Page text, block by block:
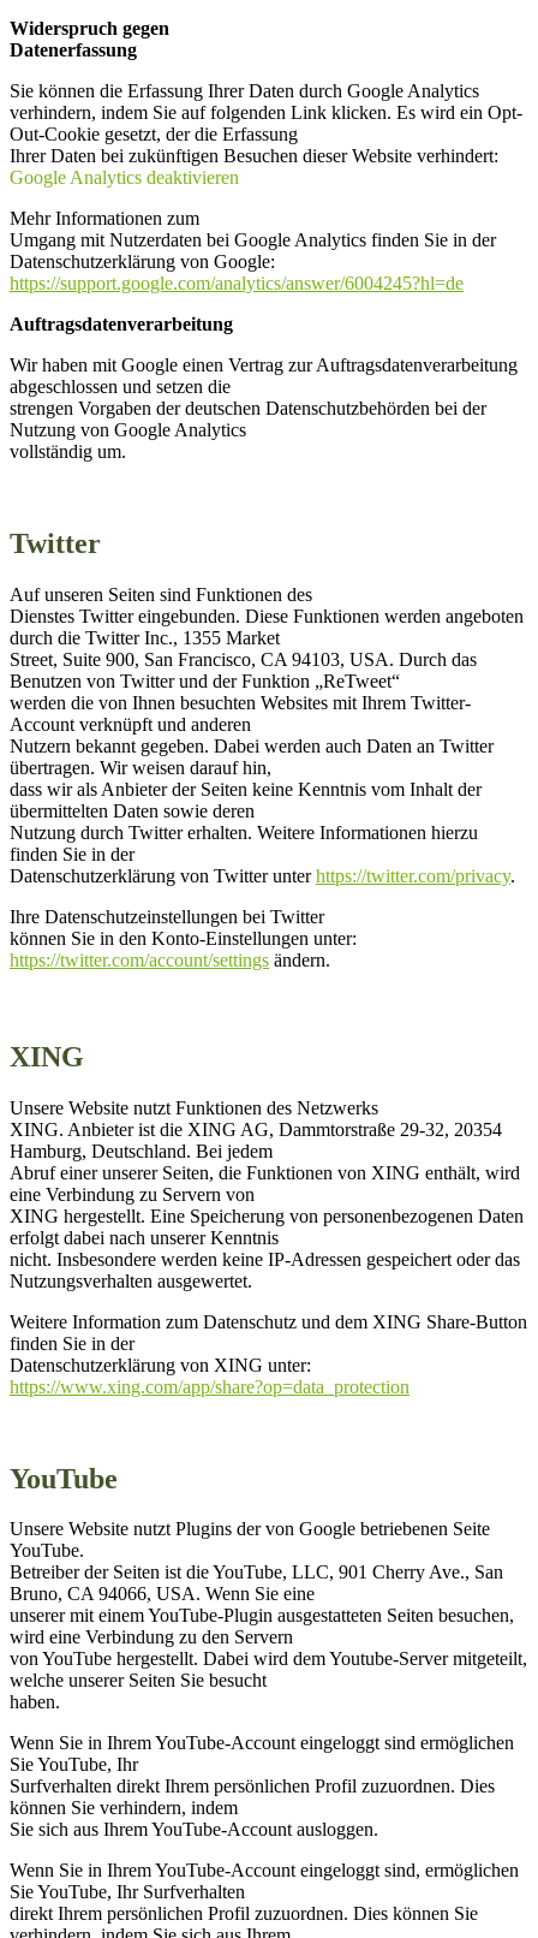
Widerspruch gegen
Datenerfassung
Sie können die Erfassung Ihrer Daten durch Google Analytics
verhindern, indem Sie auf folgenden Link klicken. Es wird ein Opt-
Out-Cookie gesetzt, der die Erfassung
Ihrer Daten bei zukünftigen Besuchen dieser Website verhindert:
Google Analytics deaktivieren
Mehr Informationen zum
Umgang mit Nutzerdaten bei Google Analytics finden Sie in der
Datenschutzerklärung von Google:
https://support.google.com/analytics/answer/6004245?hl=de
Auftragsdatenverarbeitung
Wir haben mit Google einen Vertrag zur Auftragsdatenverarbeitung
abgeschlossen und setzen die
strengen Vorgaben der deutschen Datenschutzbehörden bei der
Nutzung von Google Analytics
vollständig um.
Twitter
Auf unseren Seiten sind Funktionen des
Dienstes Twitter eingebunden. Diese Funktionen werden angeboten
durch die Twitter Inc., 1355 Market
Street, Suite 900, San Francisco, CA 94103, USA. Durch das
Benutzen von Twitter und der Funktion „ReTweet“
werden die von Ihnen besuchten Websites mit Ihrem Twitter-
Account verknüpft und anderen
Nutzern bekannt gegeben. Dabei werden auch Daten an Twitter
übertragen. Wir weisen darauf hin,
dass wir als Anbieter der Seiten keine Kenntnis vom Inhalt der
übermittelten Daten sowie deren
Nutzung durch Twitter erhalten. Weitere Informationen hierzu
finden Sie in der
Datenschutzerklärung von Twitter unterhttps://twitter.com/privacy.
Ihre Datenschutzeinstellungen bei Twitter
können Sie in den Konto-Einstellungen unter:
https://twitter.com/account/settings ändern.
XING
Unsere Website nutzt Funktionen des Netzwerks
XING. Anbieter ist die XING AG, Dammtorstraße 29-32, 20354
Hamburg, Deutschland. Bei jedem
Abruf einer unserer Seiten, die Funktionen von XING enthält, wird
eine Verbindung zu Servern von
XING hergestellt. Eine Speicherung von personenbezogenen Daten
erfolgt dabei nach unserer Kenntnis
nicht. Insbesondere werden keine IP-Adressen gespeichert oder das
Nutzungsverhalten ausgewertet.
Weitere Information zum Datenschutz und dem XING Share-Button
finden Sie in der
Datenschutzerklärung von XING unter:
https://www.xing.com/app/share?op=data_protection
YouTube
Unsere Website nutzt Plugins der von Google betriebenen Seite
YouTube.
Betreiber der Seiten ist die YouTube, LLC, 901 Cherry Ave., San
Bruno, CA 94066, USA. Wenn Sie eine
unserer mit einem YouTube-Plugin ausgestatteten Seiten besuchen,
wird eine Verbindung zu den Servern
von YouTube hergestellt. Dabei wird dem Youtube-Server mitgeteilt,
welche unserer Seiten Sie besucht
haben.
Wenn Sie in Ihrem YouTube-Account eingeloggt sind ermöglichen
Sie YouTube, Ihr
Surfverhalten direkt Ihrem persönlichen Profil zuzuordnen. Dies
können Sie verhindern, indem
Sie sich aus Ihrem YouTube-Account ausloggen.
Wenn Sie in Ihrem YouTube-Account eingeloggt sind, ermöglichen
Sie YouTube, Ihr Surfverhalten
direkt Ihrem persönlichen Profil zuzuordnen. Dies können Sie